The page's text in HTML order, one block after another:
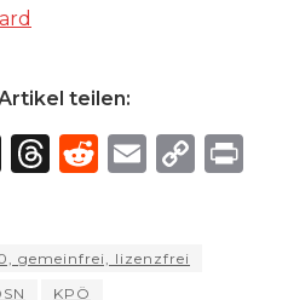
teilen:
X
T
a
R
di
E
l
C
gemeinfrei, lizenzfrei
KPÖ